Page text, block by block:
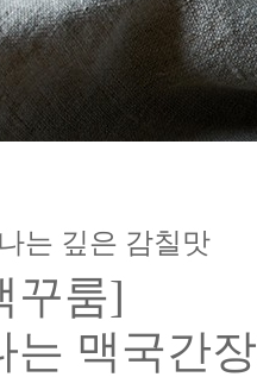
는 깊은 감칠맛
꾸룸]
는 맥국간장